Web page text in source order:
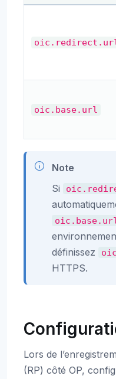
oic.base.url
Note
Si
oic.base.url
définissez
HTTPS.
Lors de
(RP) côté OP,